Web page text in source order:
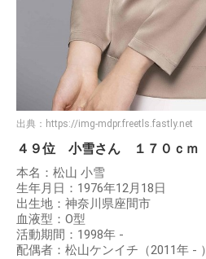
出典： https://img-mdpr.freetls.fastly.net
４９位 小雪さん １７０ｃｍ
本名：松山 小雪
生年月日：1976年12月18日
出生地：神奈川県座間市
血液型：O型
活動期間：1998年 -
配偶者：松山ケンイチ（2011年 - ）